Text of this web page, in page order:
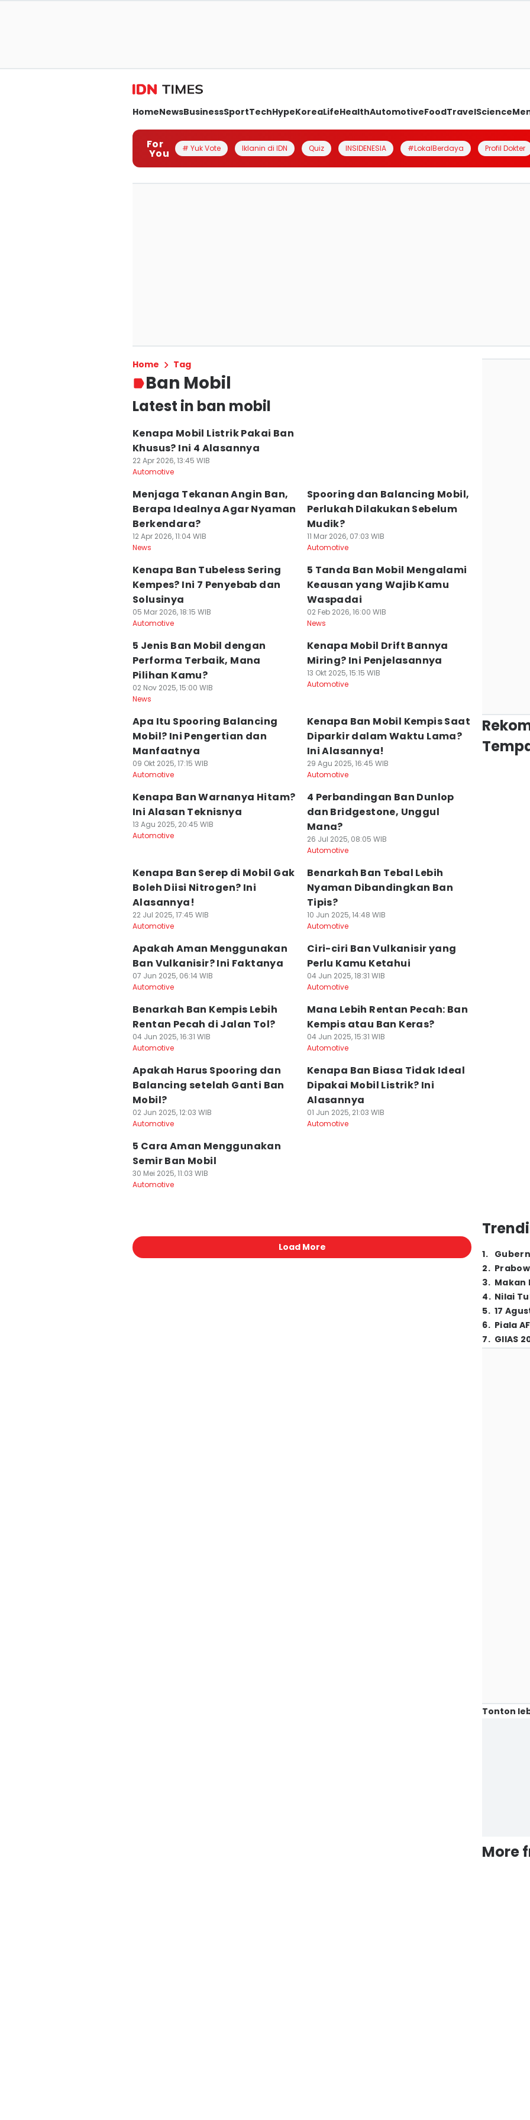
HomeNewsBusinessSportTechHypeKoreaLifeHealthAutomotiveFoodTravelScience
For
You # Yuk Vote Iklanin di IDN Quiz INSIDENESIA #LokalBerdaya Profil Dokter
Home Tag
Ban Mobil
Latest in ban mobil
Kenapa Mobil Listrik Pakai Ban
Khusus? Ini 4 Alasannya
22 Apr 2026, 13:45 WIB
Automotive
Menjaga Tekanan Angin Ban,
Berapa Idealnya Agar Nyaman
Berkendara?
12 Apr 2026, 11:04 WIB
News
Spooring dan Balancing Mobil,
Perlukah Dilakukan Sebelum
Mudik?
11 Mar 2026, 07:03 WIB
Automotive
Kenapa Ban Tubeless Sering
Kempes? Ini 7 Penyebab dan
Solusinya
05 Mar 2026, 18:15 WIB
Automotive
5 Tanda Ban Mobil Mengalami
Keausan yang Wajib Kamu
Waspadai
02 Feb 2026, 16:00 WIB
News
5 Jenis Ban Mobil dengan
Performa Terbaik, Mana
Pilihan Kamu?
02 Nov 2025, 15:00 WIB
News
Kenapa Mobil Drift Bannya
Miring? Ini Penjelasannya
13 Okt 2025, 15:15 WIB
Automotive
Apa Itu Spooring Balancing
Mobil? Ini Pengertian dan
Manfaatnya
09 Okt 2025, 17:15 WIB
Automotive
Kenapa Ban Mobil Kempis Saat
Diparkir dalam Waktu Lama?
Ini Alasannya!
29 Agu 2025, 16:45 WIB
Automotive
Kenapa Ban Warnanya Hitam?
Ini Alasan Teknisnya
13 Agu 2025, 20:45 WIB
Automotive
4 Perbandingan Ban Dunlop
dan Bridgestone, Unggul
Mana?
26 Jul 2025, 08:05 WIB
Automotive
Kenapa Ban Serep di Mobil Gak
Boleh Diisi Nitrogen? Ini
Alasannya!
22 Jul 2025, 17:45 WIB
Automotive
Benarkah Ban Tebal Lebih
Nyaman Dibandingkan Ban
Tipis?
10 Jun 2025, 14:48 WIB
Automotive
Apakah Aman Menggunakan
Ban Vulkanisir? Ini Faktanya
07 Jun 2025, 06:14 WIB
Automotive
Ciri-ciri Ban Vulkanisir yang
Perlu Kamu Ketahui
04 Jun 2025, 18:31 WIB
Automotive
Benarkah Ban Kempis Lebih
Rentan Pecah di Jalan Tol?
04 Jun 2025, 16:31 WIB
Automotive
Mana Lebih Rentan Pecah: Ban
Kempis atau Ban Keras?
04 Jun 2025, 15:31 WIB
Automotive
Apakah Harus Spooring dan
Balancing setelah Ganti Ban
Mobil?
02 Jun 2025, 12:03 WIB
Automotive
Kenapa Ban Biasa Tidak Ideal
Dipakai Mobil Listrik? Ini
Alasannya
01 Jun 2025, 21:03 WIB
Automotive
5 Cara Aman Menggunakan
Semir Ban Mobil
30 Mei 2025, 11:03 WIB
Automotive
Load More
1.
2.
3. Makan
4. Nilai
5. 17
6. Piala
7. GIIAS
Tonton
More